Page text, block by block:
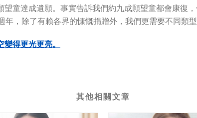
童達成遺願。事實告訴我們約九成願望童都會康復，
年，除了有賴各界的慷慨捐贈外，我們更需要不同類
得更光更亮。
其他相關文章